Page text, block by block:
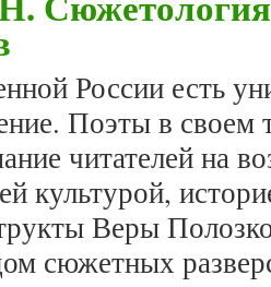
России есть
Поэты в своем
читателей на
культурой,
Веры
сюжетных